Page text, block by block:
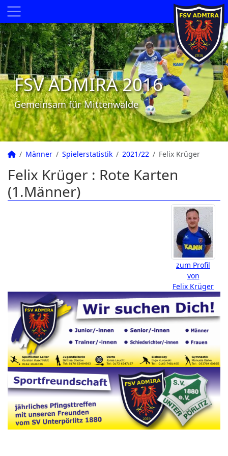
FSV ADMIRA 2016
Gemeinsam für Mittenwalde
Männer Spielerstatistik 2021/22 Felix Krüger
Felix Krüger : Rote Karten
(1.Männer)
zum Profil
von
Felix Krüger